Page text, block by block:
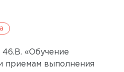
«Обучение
приемам выполнения